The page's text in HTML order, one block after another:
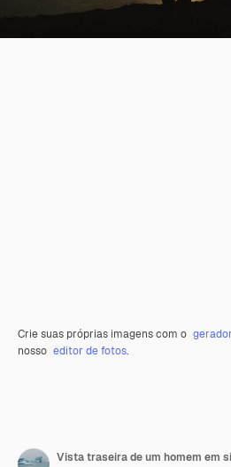
Crie suas próprias imagens com o
nosso editor de fotos.